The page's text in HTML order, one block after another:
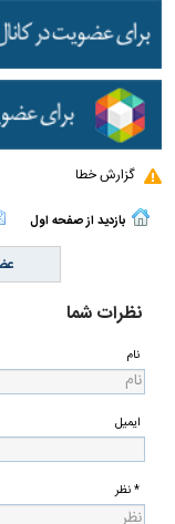
گزارش خطا
بازدید از صفحه اول
نظرات شما
نام
ایمیل
* نظر